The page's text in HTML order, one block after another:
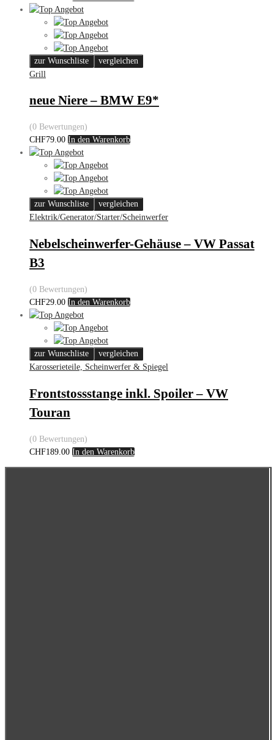
zur Wunschliste
vergleichen
Grill
neue Niere – BMW E9*
(0 Bewertungen)
CHF79.00 In den Warenkorb
zur Wunschliste
vergleichen
Elektrik/Generator/Starter/Scheinwerfer
Nebelscheinwerfer-Gehäuse – VW Passat
B3
(0 Bewertungen)
CHF29.00 In den Warenkorb
zur Wunschliste
vergleichen
Karosserieteile, Scheinwerfer & Spiegel
Frontstossstange inkl. Spoiler – VW
Touran
(0 Bewertungen)
CHF189.00 In den Warenkorb